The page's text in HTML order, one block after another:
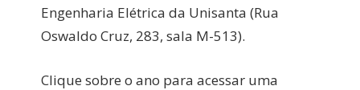
Engenharia Elétrica da Unisanta (Rua
Oswaldo Cruz, 283, sala M-513).
Clique sobre o ano para acessar uma